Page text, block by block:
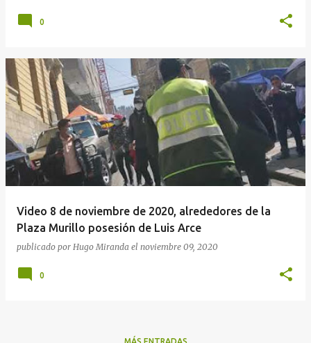
0
Video 8 de noviembre de 2020, alrededores de la
Plaza Murillo posesión de Luis Arce
publicado por Hugo Miranda el noviembre 09, 2020
0